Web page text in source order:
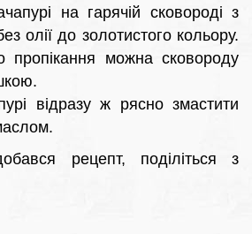
на гарячій сковороді з
олії до золотистого кольору.
пропікання можна сковороду
відразу ж рясно змастити
рецепт, поділіться з